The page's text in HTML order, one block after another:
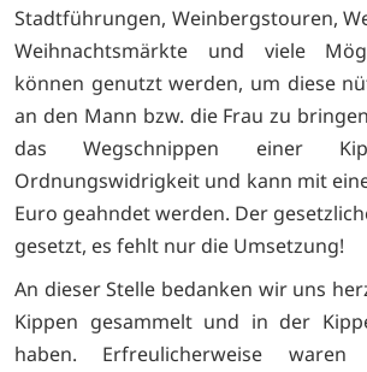
Stadtführungen, Weinbergstouren,
Weihnachtsmärkte und viele
können genutzt werden, um diese
an den Mann bzw. die Frau zu
das Wegschnippen einer
Ordnungswidrigkeit und kann mit
Euro geahndet werden. Der
gesetzt, es fehlt nur die Umsetzung!
An dieser Stelle bedanken wir uns
Kippen gesammelt und in der
haben. Erfreulicherweise